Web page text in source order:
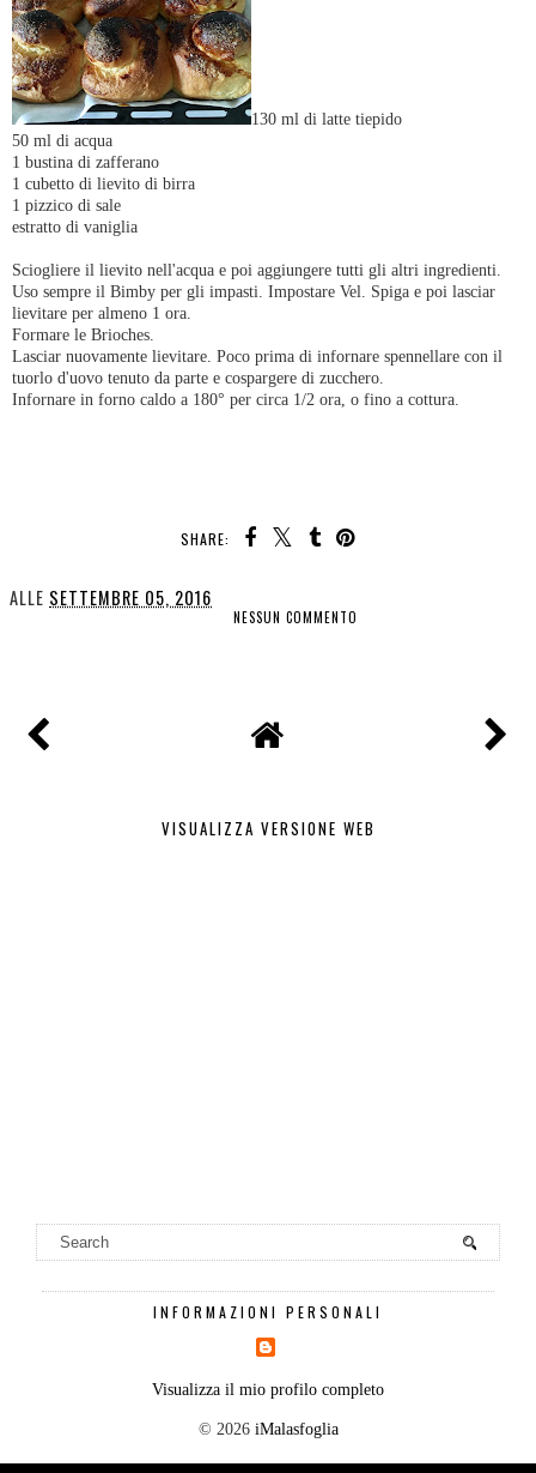
130 ml di latte tiepido
50 ml di acqua
1 bustina di zafferano
1 cubetto di lievito di birra
1 pizzico di sale
estratto di vaniglia
Sciogliere il lievito nell'acqua e poi aggiungere tutti gli altri ingredienti.
Uso sempre il Bimby per gli impasti. Impostare Vel. Spiga e poi lasciar
lievitare per almeno 1 ora.
Formare le Brioches.
Lasciar nuovamente lievitare. Poco prima di infornare spennellare con il
tuorlo d'uovo tenuto da parte e cospargere di zucchero.
Infornare in forno caldo a 180° per circa 1/2 ora, o fino a cottura.
SHARE:
ALLE SETTEMBRE 05, 2016
NESSUN COMMENTO
VISUALIZZA VERSIONE WEB
INFORMAZIONI PERSONALI
Visualizza il mio profilo completo
© 2026 iMalasfoglia